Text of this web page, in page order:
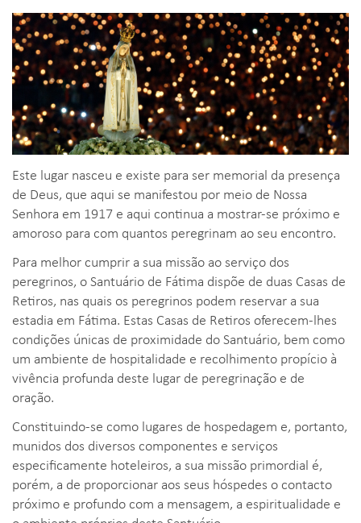
Este lugar nasceu e existe para ser memorial da presença
de Deus, que aqui se manifestou por meio de Nossa
Senhora em 1917 e aqui continua a mostrar-se próximo e
amoroso para com quantos peregrinam ao seu encontro.
Para melhor cumprir a sua missão ao serviço dos
peregrinos, o Santuário de Fátima dispõe de duas Casas de
Retiros, nas quais os peregrinos podem reservar a sua
estadia em Fátima. Estas Casas de Retiros oferecem-lhes
condições únicas de proximidade do Santuário, bem como
um ambiente de hospitalidade e recolhimento propício à
vivência profunda deste lugar de peregrinação e de
oração.
Constituindo-se como lugares de hospedagem e, portanto,
munidos dos diversos componentes e serviços
especificamente hoteleiros, a sua missão primordial é,
porém, a de proporcionar aos seus hóspedes o contacto
próximo e profundo com a mensagem, a espiritualidade e